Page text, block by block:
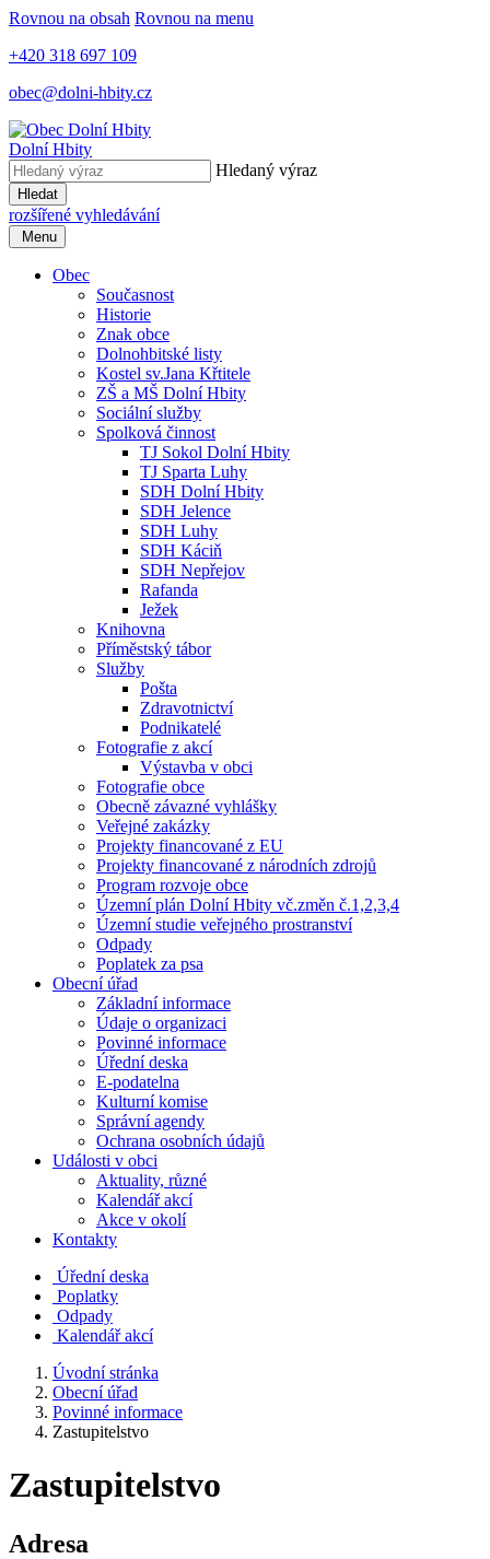
Rovnou na obsah Rovnou na menu
+420 318 697 109
obec@dolni-hbity.cz
Dolní Hbity
Hledaný výraz
Hledat
rozšířené vyhledávání
Menu
Obec
Současnost
Historie
Znak obce
Dolnohbitské listy
Kostel sv.Jana Křtitele
ZŠ a MŠ Dolní Hbity
Sociální služby
Spolková činnost
TJ Sokol Dolní Hbity
TJ Sparta Luhy
SDH Dolní Hbity
SDH Jelence
SDH Luhy
SDH Káciň
SDH Nepřejov
Rafanda
Ježek
Knihovna
Příměstský tábor
Služby
Pošta
Zdravotnictví
Podnikatelé
Fotografie z akcí
Výstavba v obci
Fotografie obce
Obecně závazné vyhlášky
Veřejné zakázky
Projekty financované z EU
Projekty financované z národních zdrojů
Program rozvoje obce
Územní plán Dolní Hbity vč.změn č.1,2,3,4
Územní studie veřejného prostranství
Odpady
Poplatek za psa
Obecní úřad
Základní informace
Údaje o organizaci
Povinné informace
Úřední deska
E-podatelna
Kulturní komise
Správní agendy
Ochrana osobních údajů
Události v obci
Aktuality, různé
Kalendář akcí
Akce v okolí
Kontakty
Úřední deska
Poplatky
Odpady
Kalendář akcí
Úvodní stránka
Obecní úřad
Povinné informace
Zastupitelstvo
Zastupitelstvo
Adresa